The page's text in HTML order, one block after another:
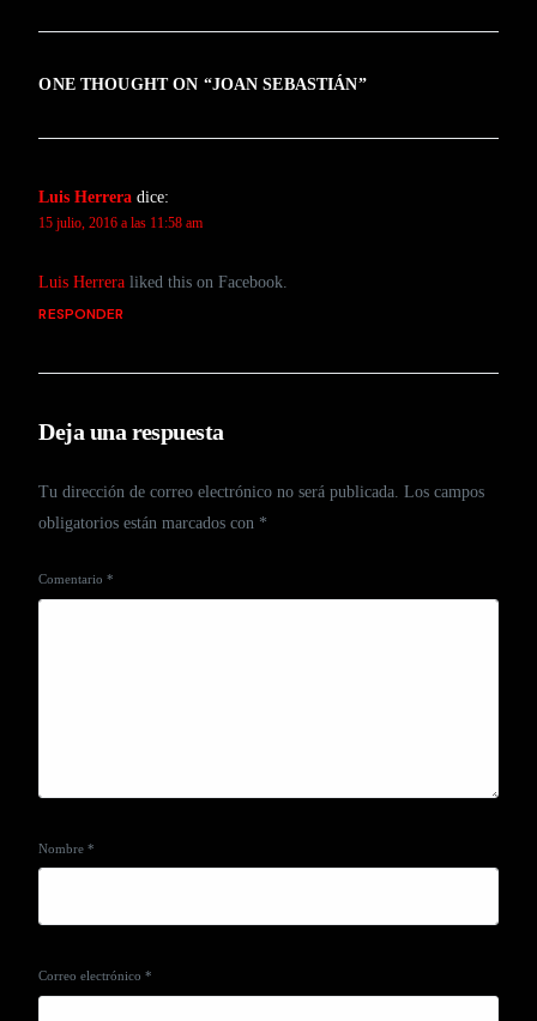
ONE THOUGHT ON “JOAN SEBASTIÁN”
Luis Herrera dice:
15 julio, 2016 a las 11:58 am
Luis Herrera liked this on Facebook.
RESPONDER
Deja una respuesta
Tu dirección de correo electrónico no será publicada. Los campos
obligatorios están marcados con *
Comentario*
Nombre*
Correo electrónico*